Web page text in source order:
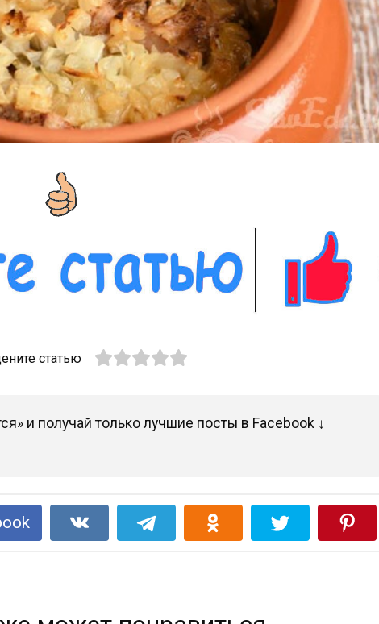
статью
и получай только лучшие посты в Facebook ↓